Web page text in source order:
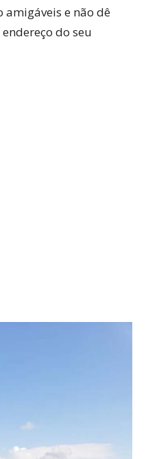
amigáveis e não dê
do seu